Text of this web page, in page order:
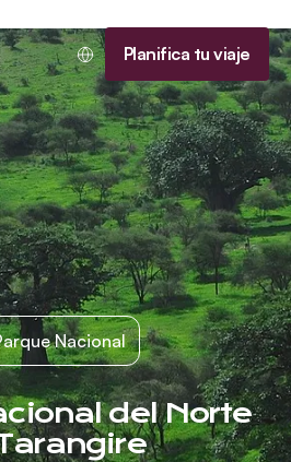
Planifica tu viaje
Nacional
del Norte